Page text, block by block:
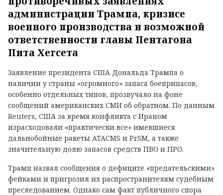
администрации Трампа, кризисе
военного производства и возможной
ответственности главы Пентагона
Пита Хегсета
Заявление президента США Дональда Трампа о
наличии у страны «огромного» запаса боеприпасов,
особенно отдельных типов, прозвучало на фоне
сообщений американских СМИ об обратном. По данным
Reuters, США за время конфликта с Ираном
израсходовали «практически все» имевшиеся
дальнобойные ракеты ATACMS и PrSM, а также
значительную долю запасов средств ПВО и ПРО.
Трамп назвал сообщения о дефиците «предательскими»
фейками и пригрозил их распространителям судебным
преследованием. Однако сам факт публичного спора